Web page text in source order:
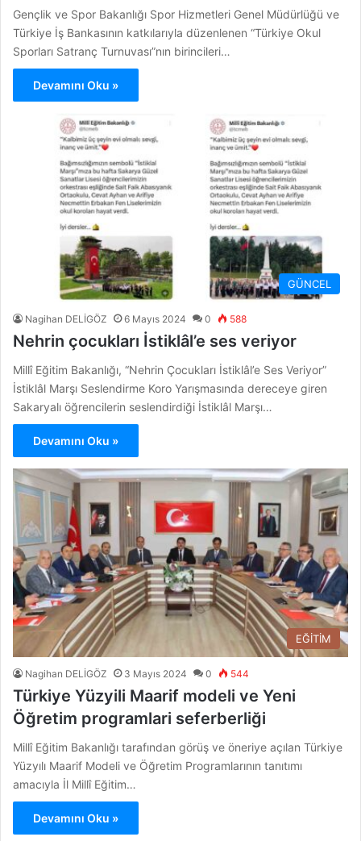
Gençlik ve Spor Bakanlığı Spor Hizmetleri Genel Müdürlüğü ve
Türkiye İş Bankasının katkılarıyla düzenlenen “Türkiye Okul
Sporları Satranç Turnuvası”nın birincileri…
Devamını Oku »
GÜNCEL
Nagihan DELİGÖZ 6 Mayıs 2024 0 588
Nehrin çocukları İstiklâl’e ses veriyor
Millî Eğitim Bakanlığı, “Nehrin Çocukları İstiklâl’e Ses Veriyor”
İstiklâl Marşı Seslendirme Koro Yarışmasında dereceye giren
Sakaryalı öğrencilerin seslendirdiği İstiklâl Marşı…
Devamını Oku »
EĞİTİM
Nagihan DELİGÖZ 3 Mayıs 2024 0 544
Türkiye Yüzyili Maarif modeli ve Yeni
Öğretim programlari seferberliği
Millî Eğitim Bakanlığı tarafından görüş ve öneriye açılan Türkiye
Yüzyılı Maarif Modeli ve Öğretim Programlarının tanıtımı
amacıyla İl Millî Eğitim…
Devamını Oku »